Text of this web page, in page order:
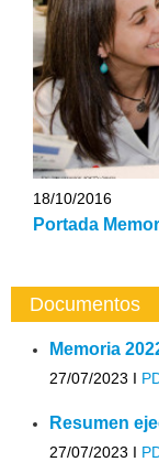
18/10/2016
Portada
Documentos
Memoria
27/07/2023 I
Resumen
27/07/2023 I